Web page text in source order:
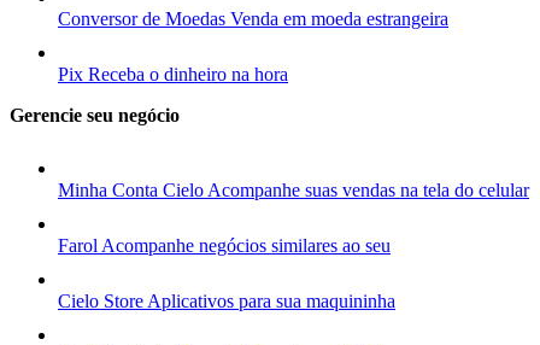
Conversor de Moedas Venda em moeda estrangeira
Pix Receba o dinheiro na hora
Gerencie seu negócio
Minha Conta Cielo Acompanhe suas vendas na tela do celular
Farol Acompanhe negócios similares ao seu
Cielo Store Aplicativos para sua maquininha